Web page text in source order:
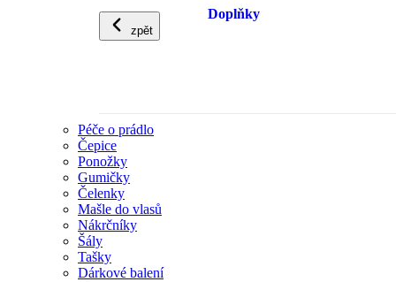
zpět
Doplňky
Péče o prádlo
Čepice
Ponožky
Gumičky
Čelenky
Mašle do vlasů
Nákrčníky
Šály
Tašky
Dárkové balení